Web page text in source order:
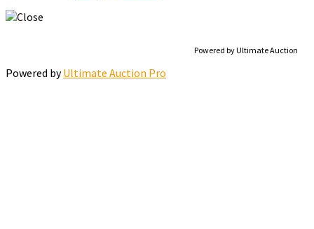
Powered by Ultimate Auction
Powered byUltimate Auction Pro